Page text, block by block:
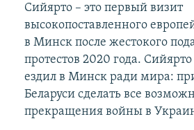
Сийярто – это первый визит
высокопоставленного
в Минск после жестокого
протестов 2020 года.
ездил в Минск ради мира:
Беларуси сделать все
прекращения войны в